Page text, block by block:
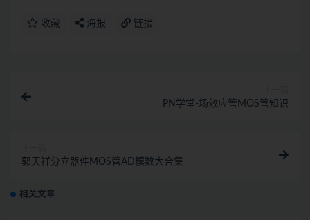
收藏 海报 链接
PN学堂-场效应管MOS管知识
郭天祥分立器件MOS管AD模数大合集
相关文章